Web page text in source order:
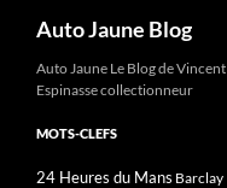
Auto Jaune Blog
Auto Jaune Le Blog de Vincent
Espinasse collectionneur
MOTS-CLEFS
24 Heures du Mans Barclay